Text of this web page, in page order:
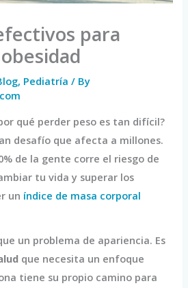
para
, Pediatría / By
qué perder peso es tan difícil?
desafío que afecta a millones.
de la gente corre el riesgo de
tu vida y superar los
un índice de masa corporal
un problema de apariencia. Es
que necesita un enfoque
tiene su propio camino para